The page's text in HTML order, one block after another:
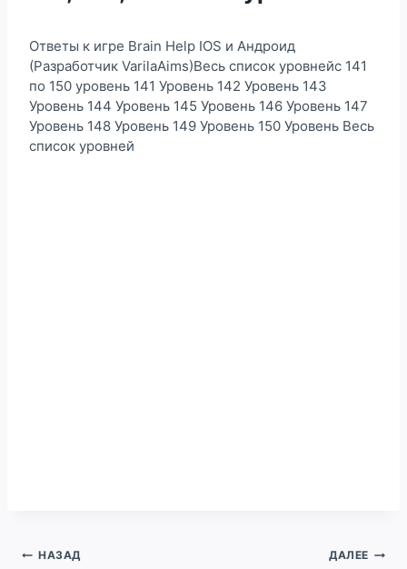
Ответы к игре Brain Help IOS и Андроид
(Разработчик VarilaAims)Весь список уровнейс 141
по 150 уровень 141 Уровень 142 Уровень 143
Уровень 144 Уровень 145 Уровень 146 Уровень 147
Уровень 148 Уровень 149 Уровень 150 Уровень Весь
список уровней
Навигация
НАЗАД ДАЛЕЕ